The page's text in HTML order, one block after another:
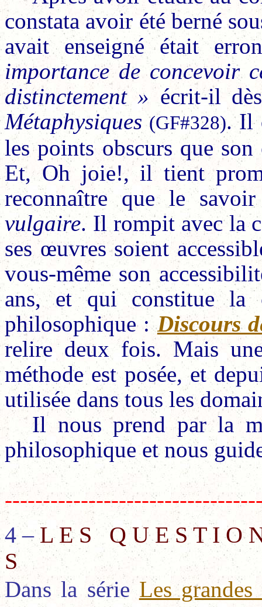
constata avoir été berné
avait enseigné était
importance de concevoir
distinctement » écrit-il
Métaphysiques (GF#328). Il
les points obscurs que
Et, Oh joie!, il tient
reconnaître que le
vulgaire. Il rompit avec la
ses œuvres soient
vous-même son
ans, et qui constitue la
philosophique :Discours
relire deux fois. Mais
méthode est posée, et
utilisée dans tous les
Il nous prend par la
philosophique et nous
4 – L E S
Q U E S T I O
S
Dans la série Les